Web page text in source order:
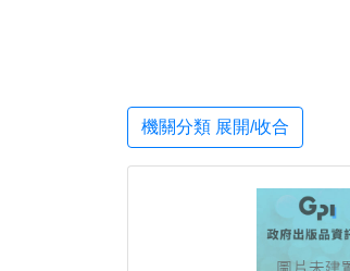
機關分類 展開/收合